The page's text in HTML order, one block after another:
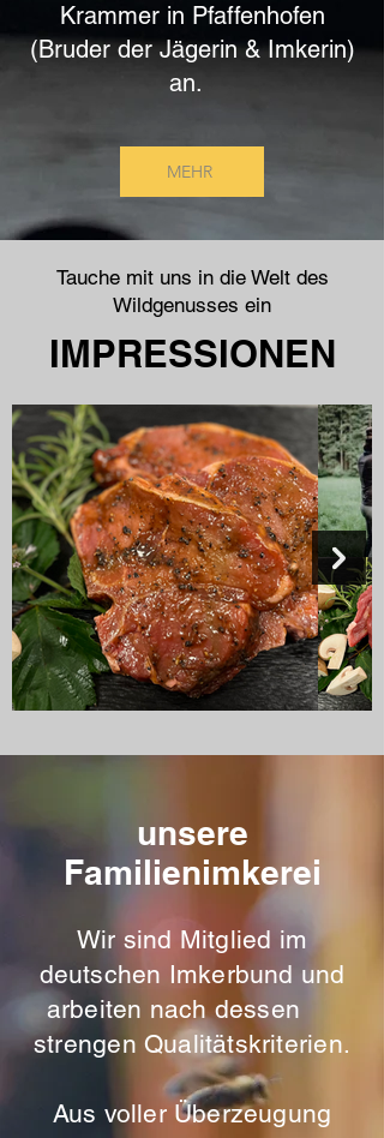
Krammer in Pfaffenhofen
(Bruder der Jägerin & Imkerin)
an.
MEHR
Tauche mit uns in die Welt des
Wildgenusses ein
IMPRESSIONEN
unsere
Familienimkerei
Wir sind Mitglied im
deutschen Imkerbund und
arbeiten nach dessen
strengen Qualitätskriterien.
Aus voller Überzeugung